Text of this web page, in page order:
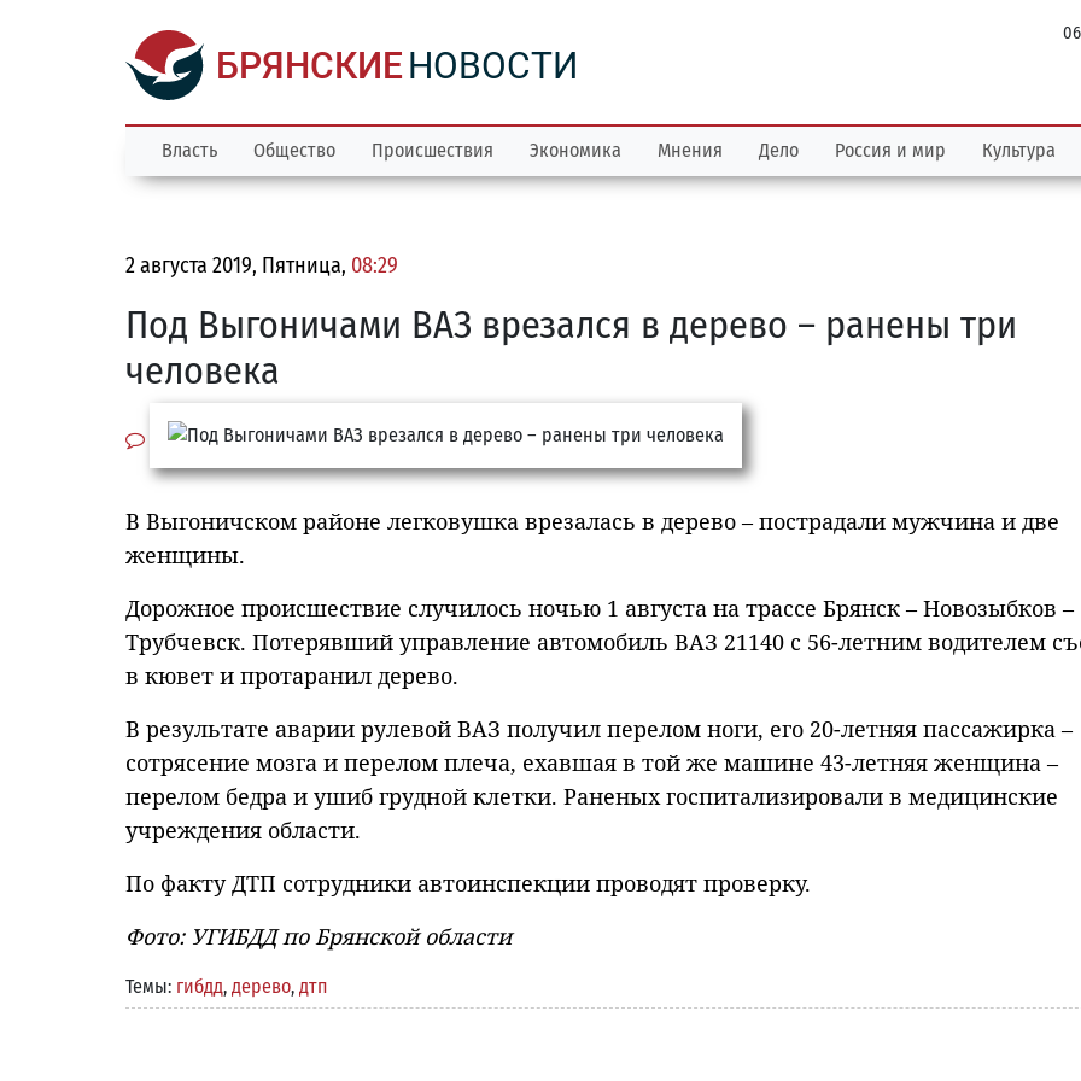
БРЯНСКИЕНОВОСТИ
Власть Общество Происшествия Экономика Мнения Дело Россия и мир Культура
2 августа 2019, Пятница, 08:29
Под Выгоничами ВАЗ врезался в дерево – ранены три
человека
В Выгоничском районе легковушка врезалась в дерево – пострадали мужчина и две
женщины.
Дорожное происшествие случилось ночью 1 августа на трассе Брянск – Новозыбков –
Трубчевск. Потерявший управление автомобиль ВАЗ 21140 с 56-летним водителем
в кювет и протаранил дерево.
В результате аварии рулевой ВАЗ получил перелом ноги, его 20-летняя пассажирка –
сотрясение мозга и перелом плеча, ехавшая в той же машине 43-летняя женщина –
перелом бедра и ушиб грудной клетки. Раненых госпитализировали в медицинские
учреждения области.
По факту ДТП сотрудники автоинспекции проводят проверку.
Фото: УГИБДД по Брянской области
Темы: гибдд, дерево, дтп